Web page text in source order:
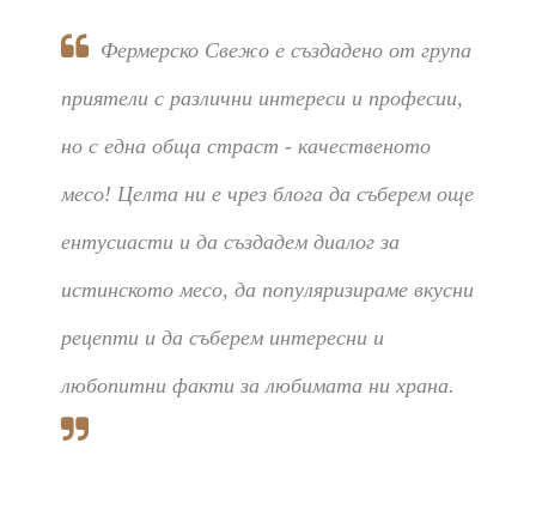
Фермерско Свежо е създадено от група
приятели с различни интереси и професии,
но с една обща страст - качественото
месо! Целта ни е чрез блога да съберем още
ентусиасти и да създадем диалог за
истинското месо, да популяризираме вкусни
рецепти и да съберем интересни и
любопитни факти за любимата ни храна.